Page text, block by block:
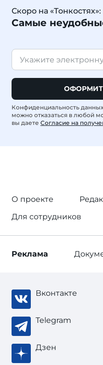
Скоро на «Тонкостях»:
Самые
Конфиденциальность
можно отказаться в любой
вы даете Согласие на
О проекте
Для сотрудников
Реклама
Вконтакте
Telegram
Дзен